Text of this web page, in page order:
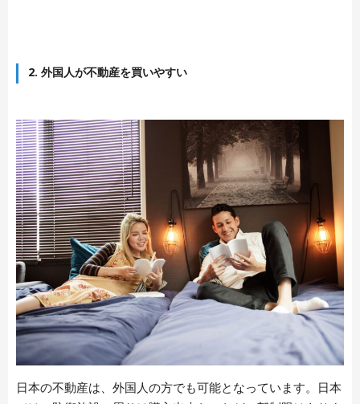
2. 外国人が不動産を買いやすい
日本の不動産は、外国人の方でも可能となっています。日本